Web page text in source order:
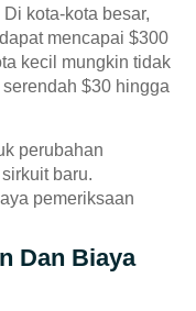
kota-kota besar,
mencapai $300
kecil mungkin tidak
$30 hingga
perubahan
baru.
pemeriksaan
Dan Biaya